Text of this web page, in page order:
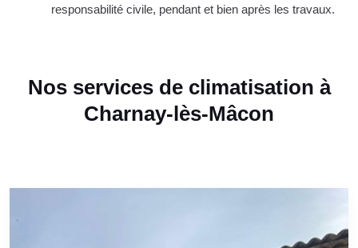
responsabilité civile, pendant et bien après les travaux.
Nos services de climatisation à
Charnay-lès-Mâcon